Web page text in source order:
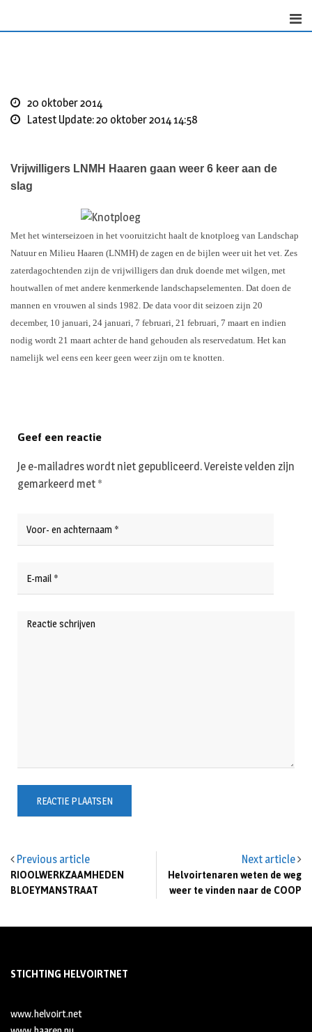
20 oktober 2014
Latest Update: 20 oktober 2014 14:58
Vrijwilligers LNMH Haaren gaan weer 6 keer aan de
slag
Met het winterseizoen in het vooruitzicht haalt de knotploeg van Landschap
Natuur en Milieu Haaren (LNMH) de zagen en de bijlen weer uit het vet. Zes
zaterdagochtenden zijn de vrijwilligers dan druk doende met wilgen, met
houtwallen of met andere kenmerkende landschapselementen. Dat doen de
mannen en vrouwen al sinds 1982. De data voor dit seizoen zijn 20
december, 10 januari, 24 januari, 7 februari, 21 februari, 7 maart en indien
nodig wordt 21 maart achter de hand gehouden als reservedatum. Het kan
namelijk wel eens een keer geen weer zijn om te knotten.
Previous article
RIOOLWERKZAAMHEDEN
BLOEYMANSTRAAT
Next article
Helvoirtenaren weten de weg
weer te vinden naar de COOP
Geef een reactie
Je e-mailadres wordt niet gepubliceerd.Vereiste velden zijn
gemarkeerd met *
STICHTING HELVOIRTNET
www.helvoirt.net